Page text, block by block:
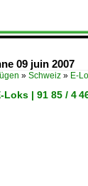
09 juin 2007
» Schweiz » E-
Loks | 91 85 /